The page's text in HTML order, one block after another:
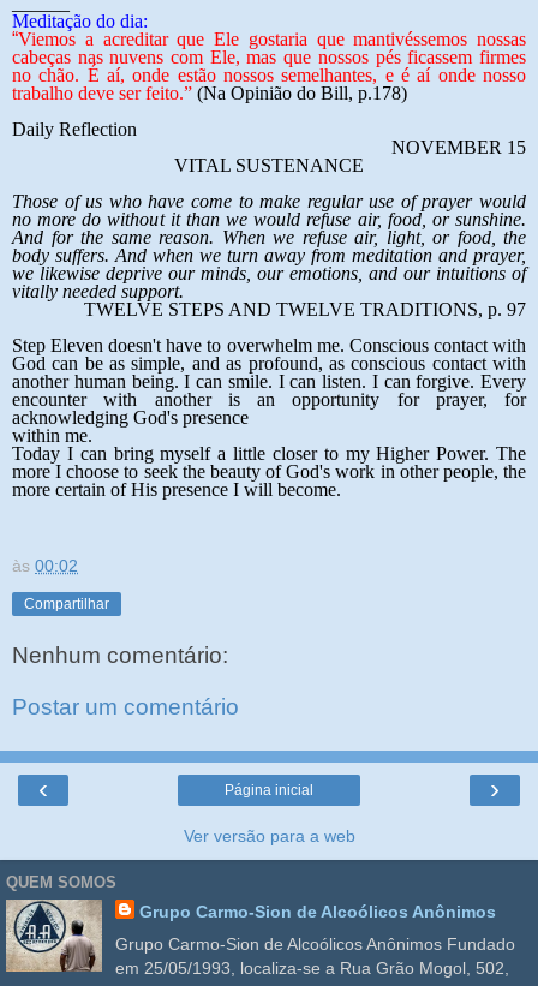
Meditação do dia:
“Viemos a acreditar que Ele gostaria que mantivéssemos nossas
cabeças nas nuvens com Ele, mas que nossos pés ficassem firmes
no chão. É aí, onde estão nossos semelhantes, e é aí onde nosso
trabalho deve ser feito.” (Na Opinião do Bill, p.178)
Daily Reflection
NOVEMBER 15
VITAL SUSTENANCE
Those of us who have come to make regular use of prayer would
no more do without it than we would refuse air, food, or sunshine.
And for the same reason. When we refuse air, light, or food, the
body suffers. And when we turn away from meditation and prayer,
we likewise deprive our minds, our emotions, and our intuitions of
vitally needed support.
TWELVE STEPS AND TWELVE TRADITIONS, p. 97
Step Eleven doesn't have to overwhelm me. Conscious contact with
God can be as simple, and as profound, as conscious contact with
another human being. I can smile. I can listen. I can forgive. Every
encounter with another is an opportunity for prayer, for
acknowledging God's presence
within me.
Today I can bring myself a little closer to my Higher Power. The
more I choose to seek the beauty of God's work in other people, the
more certain of His presence I will become.
às 00:02
Compartilhar
Nenhum comentário:
Postar um comentário
‹ ›
Página inicial
Ver versão para a web
QUEM SOMOS
Grupo Carmo-Sion de Alcoólicos Anônimos
Grupo Carmo-Sion de Alcoólicos Anônimos Fundado
em 25/05/1993, localiza-se a Rua Grão Mogol, 502,